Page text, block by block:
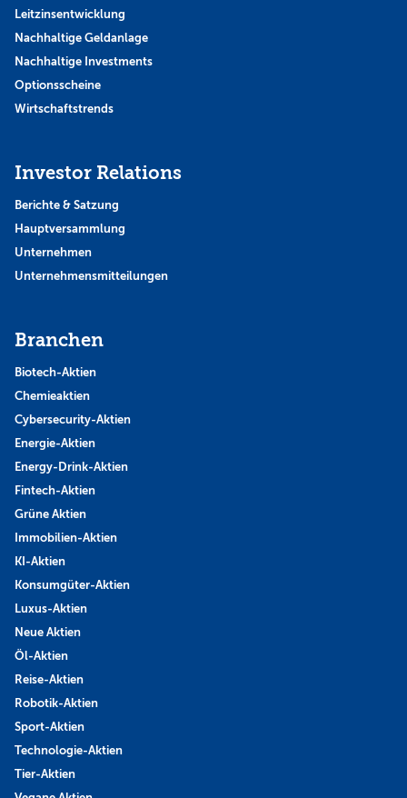
Leitzinsentwicklung
Nachhaltige Geldanlage
Nachhaltige Investments
Optionsscheine
Wirtschaftstrends
Investor Relations
Berichte & Satzung
Hauptversammlung
Unternehmen
Unternehmensmitteilungen
Branchen
Biotech-Aktien
Chemieaktien
Cybersecurity-Aktien
Energie-Aktien
Energy-Drink-Aktien
Fintech-Aktien
Grüne Aktien
Immobilien-Aktien
KI-Aktien
Konsumgüter-Aktien
Luxus-Aktien
Neue Aktien
Öl-Aktien
Reise-Aktien
Robotik-Aktien
Sport-Aktien
Technologie-Aktien
Tier-Aktien